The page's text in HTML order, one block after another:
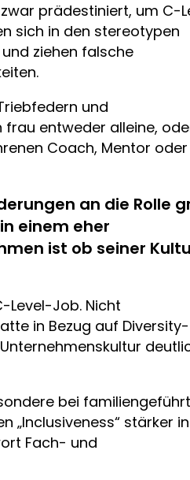
prädestiniert, um C-
sich in den stereotypen
ziehen falsche
und
entweder alleine,
Coach, Mentor oder
an die Rolle
einem eher
ist ob seiner
Level-Job. Nicht
in Bezug auf Diversity-
bei
„Inclusiveness“ stärker
Fach- und